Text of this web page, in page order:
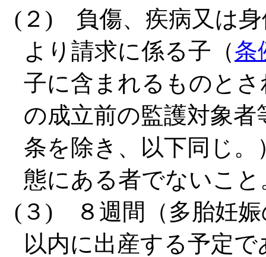
(２) 負傷、疾病又は身
より請求に係る子（条
子に含まれるものと
の成立前の監護対象
条を除き、以下同じ
態にある者でないこと
(３) ８週間（多胎妊娠
以内に出産する予定